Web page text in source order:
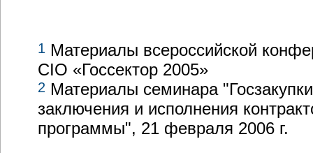
1 Материалы всероссийской
CIO «Госсектор 2005»
2 Материалы семинара
заключения и исполнения
программы", 21 февраля 2006 г.